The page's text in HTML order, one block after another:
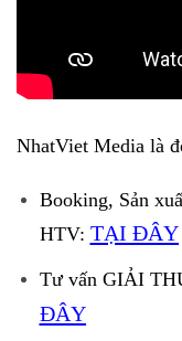
NhatViet Media là
Booking, Sản
HTV: TẠI ĐÂY
Tư vấn GIẢI
ĐÂY